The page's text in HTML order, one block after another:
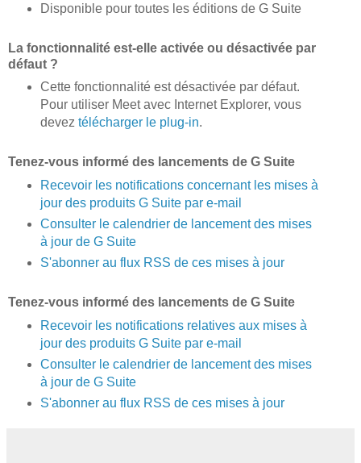
Disponible pour toutes les éditions de G Suite
La fonctionnalité est-elle activée ou désactivée par
défaut ?
Cette fonctionnalité est désactivée par défaut.
Pour utiliser Meet avec Internet Explorer, vous
devez télécharger le plug-in.
Tenez-vous informé des lancements de G Suite
Recevoir les notifications concernant les mises à
jour des produits G Suite par e-mail
Consulter le calendrier de lancement des mises
à jour de G Suite
S'abonner au flux RSS de ces mises à jour
Tenez-vous informé des lancements de G Suite
Recevoir les notifications relatives aux mises à
jour des produits G Suite par e-mail
Consulter le calendrier de lancement des mises
à jour de G Suite
S'abonner au flux RSS de ces mises à jour